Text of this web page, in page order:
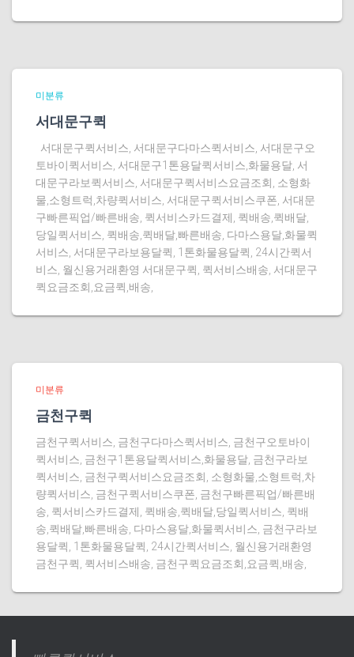
미분류
서대문구퀵
서대문구퀵서비스, 서대문구다마스퀵서비스, 서대문구오
토바이퀵서비스, 서대문구1톤용달퀵서비스,화물용달, 서
대문구라보퀵서비스, 서대문구퀵서비스요금조회, 소형화
물,소형트럭,차량퀵서비스, 서대문구퀵서비스쿠폰, 서대문
구빠른픽업/빠른배송, 퀵서비스카드결제, 퀵배송,퀵배달,
당일퀵서비스, 퀵배송,퀵배달,빠른배송, 다마스용달,화물퀵
서비스, 서대문구라보용달퀵, 1톤화물용달퀵, 24시간퀵서
비스, 월신용거래환영 서대문구퀵, 퀵서비스배송, 서대문구
퀵요금조회,요금퀵,배송,
미분류
금천구퀵
금천구퀵서비스, 금천구다마스퀵서비스, 금천구오토바이
퀵서비스, 금천구1톤용달퀵서비스,화물용달, 금천구라보
퀵서비스, 금천구퀵서비스요금조회, 소형화물,소형트럭,차
량퀵서비스, 금천구퀵서비스쿠폰, 금천구빠른픽업/빠른배
송, 퀵서비스카드결제, 퀵배송,퀵배달,당일퀵서비스, 퀵배
송,퀵배달,빠른배송, 다마스용달,화물퀵서비스, 금천구라보
용달퀵, 1톤화물용달퀵, 24시간퀵서비스, 월신용거래환영
금천구퀵, 퀵서비스배송, 금천구퀵요금조회,요금퀵,배송,